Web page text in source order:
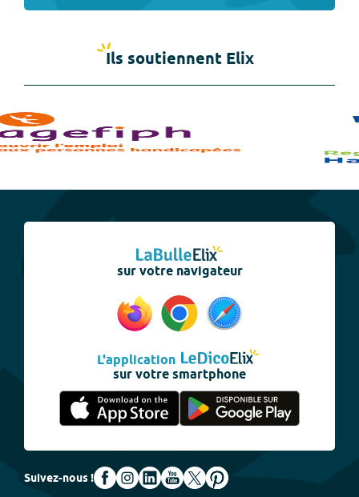
Ils soutiennent Elix
sur votre navigateur
L'application
sur votre smartphone
Suivez-nous !